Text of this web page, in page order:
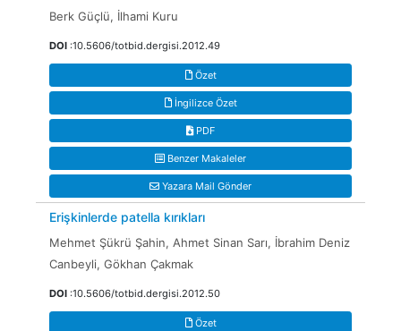
Berk Güçlü, İlhami Kuru
DOI :10.5606/totbid.dergisi.2012.49
Özet
İngilizce Özet
PDF
Benzer Makaleler
Yazara Mail Gönder
Erişkinlerde patella kırıkları
Mehmet Şükrü Şahin, Ahmet Sinan Sarı, İbrahim Deniz
Canbeyli, Gökhan Çakmak
DOI :10.5606/totbid.dergisi.2012.50
Özet